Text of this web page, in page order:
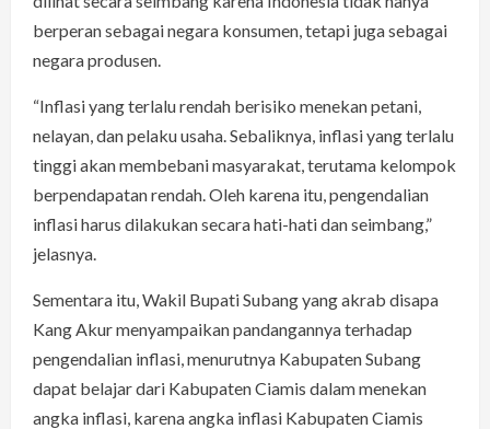
berperan sebagai negara konsumen, tetapi juga sebagai
negara produsen.
“Inflasi yang terlalu rendah berisiko menekan petani,
nelayan, dan pelaku usaha. Sebaliknya, inflasi yang terlalu
tinggi akan membebani masyarakat, terutama kelompok
berpendapatan rendah. Oleh karena itu, pengendalian
inflasi harus dilakukan secara hati-hati dan seimbang,”
jelasnya.
Sementara itu, Wakil Bupati Subang yang akrab disapa
Kang Akur menyampaikan pandangannya terhadap
pengendalian inflasi, menurutnya Kabupaten Subang
dapat belajar dari Kabupaten Ciamis dalam menekan
angka inflasi, karena angka inflasi Kabupaten Ciamis